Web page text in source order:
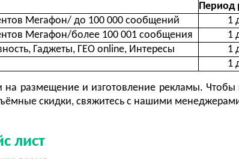
Период
Мегафон/ до 100 000 сообщений
1
Мегафон/более 100 001 сообщения
1
Гаджеты, ГЕО online, Интересы
1
1
размещение и изготовление рекламы. Чтобы
скидки, свяжитесь с нашими
лист